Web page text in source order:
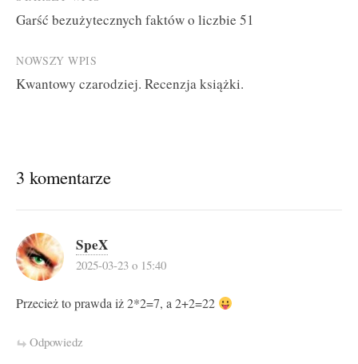
navigation
Garść bezużytecznych faktów o liczbie 51
NOWSZY WPIS
Kwantowy czarodziej. Recenzja książki.
3 komentarze
SpeX
2025-03-23 o 15:40
Przecież to prawda iż 2*2=7, a 2+2=22
Odpowiedz